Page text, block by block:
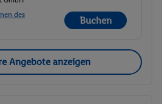
des
Buchen
Angebote anzeigen